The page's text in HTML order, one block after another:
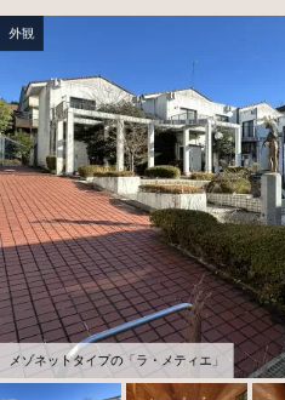
外観
メゾネットタイプの「ラ・メティエ」